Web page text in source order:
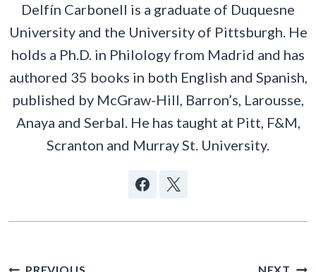
Delfín Carbonell is a graduate of Duquesne
University and the University of Pittsburgh. He
holds a Ph.D. in Philology from Madrid and has
authored 35 books in both English and Spanish,
published by McGraw-Hill, Barron’s, Larousse,
Anaya and Serbal. He has taught at Pitt, F&M,
Scranton and Murray St. University.